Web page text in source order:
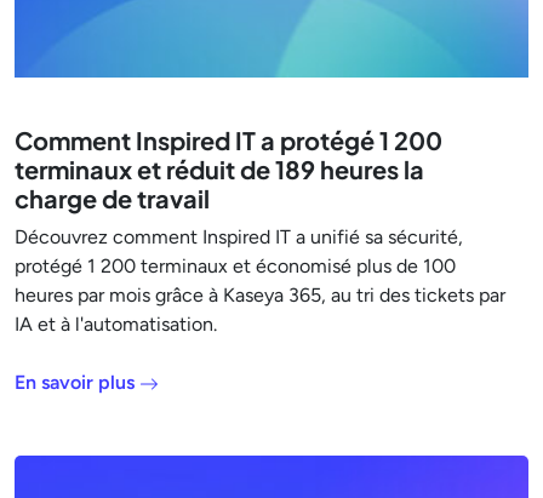
Comment Inspired IT a protégé 1 200
terminaux et réduit de 189 heures la
charge de travail
Découvrez comment Inspired IT a unifié sa sécurité,
protégé 1 200 terminaux et économisé plus de 100
heures par mois grâce à Kaseya 365, au tri des tickets par
IA et à l'automatisation.
En savoir plus